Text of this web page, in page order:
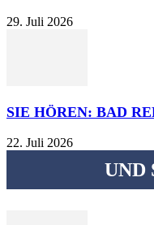
29. Juli 2026
SIE HÖREN: BAD
22. Juli 2026
UND